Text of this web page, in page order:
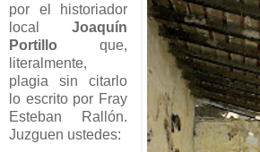
por el historiador
localJoaquín
Portillo que,
literalmente,
plagia sin citarlo
lo escrito por Fray
Esteban Rallón.
Juzguen ustedes: